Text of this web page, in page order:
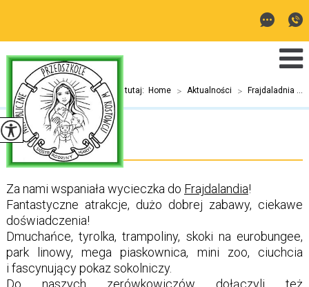
Jesteś tutaj: Home > Aktualności > Frajdaladnia ...
Frajdaladnia
Za nami wspaniała wycieczka do Frajdalandia!
Fantastyczne atrakcje, dużo dobrej zabawy, ciekawe
doświadczenia!
Dmuchańce, tyrolka, trampoliny, skoki na eurobungee,
park linowy, mega piaskownica, mini zoo, ciuchcia
i fascynujący pokaz sokolniczy.
Do naszych zerówkowiczów dołączyli też